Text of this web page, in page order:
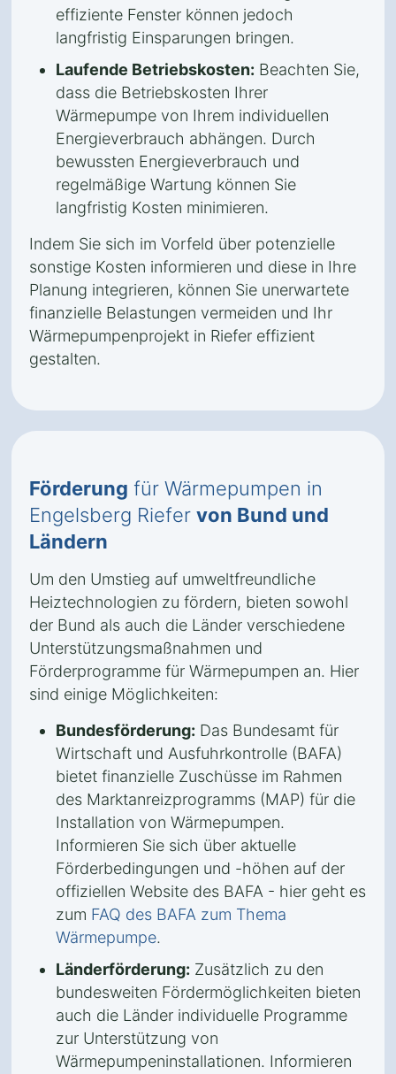
effiziente Fenster können jedoch
langfristig Einsparungen bringen.
Laufende Betriebskosten: Beachten Sie,
dass die Betriebskosten Ihrer
Wärmepumpe von Ihrem individuellen
Energieverbrauch abhängen. Durch
bewussten Energieverbrauch und
regelmäßige Wartung können Sie
langfristig Kosten minimieren.
Indem Sie sich im Vorfeld über potenzielle
sonstige Kosten informieren und diese in Ihre
Planung integrieren, können Sie unerwartete
finanzielle Belastungen vermeiden und Ihr
Wärmepumpenprojekt in Riefer effizient
gestalten.
Förderung für Wärmepumpen in
Engelsberg Riefer von Bund und
Ländern
Um den Umstieg auf umweltfreundliche
Heiztechnologien zu fördern, bieten sowohl
der Bund als auch die Länder verschiedene
Unterstützungsmaßnahmen und
Förderprogramme für Wärmepumpen an. Hier
sind einige Möglichkeiten:
Bundesförderung: Das Bundesamt für
Wirtschaft und Ausfuhrkontrolle (BAFA)
bietet finanzielle Zuschüsse im Rahmen
des Marktanreizprogramms (MAP) für die
Installation von Wärmepumpen.
Informieren Sie sich über aktuelle
Förderbedingungen und -höhen auf der
offiziellen Website des BAFA - hier geht es
zum FAQ des BAFA zum Thema
Wärmepumpe.
Länderförderung: Zusätzlich zu den
bundesweiten Fördermöglichkeiten bieten
auch die Länder individuelle Programme
zur Unterstützung von
Wärmepumpeninstallationen. Informieren